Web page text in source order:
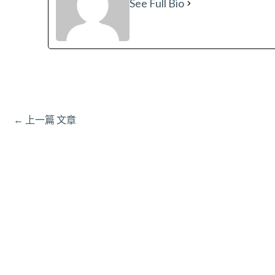
See Full Bio
← 上一篇 文章